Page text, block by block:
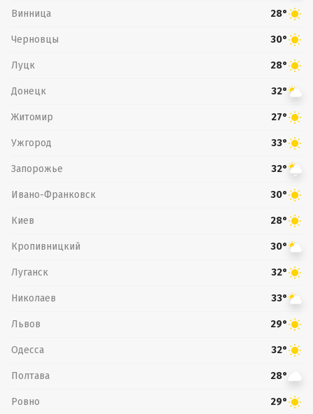
Винница 28°
Черновцы 30°
Луцк 28°
Донецк 32°
Житомир 27°
Ужгород 33°
Запорожье 32°
Ивано-Франковск 30°
Киев 28°
Кропивницкий 30°
Луганск 32°
Николаев 33°
Львов 29°
Одесса 32°
Полтава 28°
Ровно 29°